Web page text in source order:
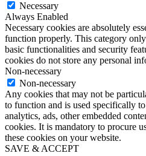
Necessary
Always Enabled
Necessary cookies are absolutely
function properly. This category
basic functionalities and security
cookies do not store any personal
Non-necessary
Non-necessary
Any cookies that may not be
to function and is used specifically
analytics, ads, other embedded
cookies. It is mandatory to procure
these cookies on your website.
SAVE & ACCEPT